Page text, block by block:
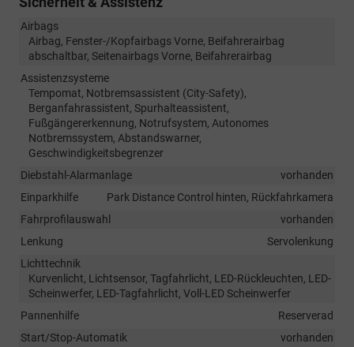
Airbags
Airbag, Fenster-/Kopfairbags Vorne, Beifahrerairbag
abschaltbar, Seitenairbags Vorne, Beifahrerairbag
Assistenzsysteme
Tempomat, Notbremsassistent (City-Safety),
Berganfahrassistent, Spurhalteassistent,
Fußgängererkennung, Notrufsystem, Autonomes
Notbremssystem, Abstandswarner,
Geschwindigkeitsbegrenzer
Diebstahl-Alarmanlage
vorhanden
Einparkhilfe
Park Distance Control hinten, Rückfahrkamera
Fahrprofilauswahl
vorhanden
Lenkung
Servolenkung
Lichttechnik
Kurvenlicht, Lichtsensor, Tagfahrlicht, LED-Rückleuchten, LED-
Scheinwerfer, LED-Tagfahrlicht, Voll-LED Scheinwerfer
Pannenhilfe
Reserverad
Start/Stop-Automatik
vorhanden